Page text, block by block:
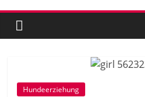
Hundeerziehung